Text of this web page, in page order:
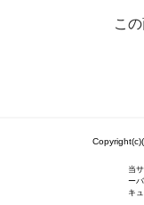
こ
当
ー
キ